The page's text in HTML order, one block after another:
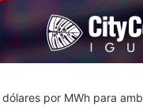
por MWh para